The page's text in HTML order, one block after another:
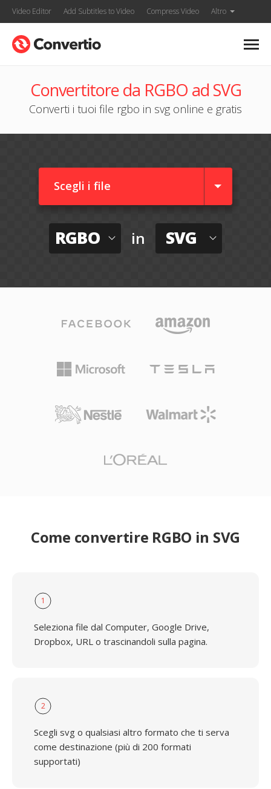
Video Editor Add Subtitles to Video Compress Video Altro
Convertitore da RGBO ad SVG
Converti i tuoi file rgbo in svg online e gratis
Scegli i file
RGBO in SVG
Come convertire RGBO in SVG
1
Seleziona file dal Computer, Google Drive,
Dropbox, URL o trascinandoli sulla pagina.
2
Scegli svg o qualsiasi altro formato che ti serva
come destinazione (più di 200 formati
supportati)